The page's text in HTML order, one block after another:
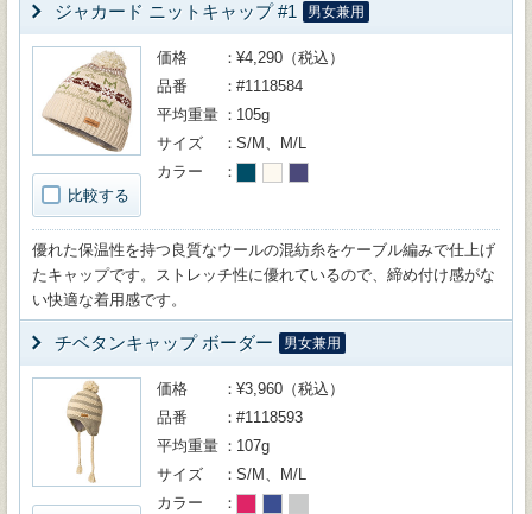
ジャカード ニットキャップ #1 男女兼用
比較する
価格
¥4,290（税込）
品番
#1118584
平均重量
105g
サイズ
S/M、M/L
カラー
優れた保温性を持つ良質なウールの混紡糸をケーブル編みで仕上げ
たキャップです。ストレッチ性に優れているので、締め付け感がな
い快適な着用感です。
チベタンキャップ ボーダー 男女兼用
価格
¥3,960（税込）
品番
#1118593
平均重量
107g
サイズ
S/M、M/L
カラー